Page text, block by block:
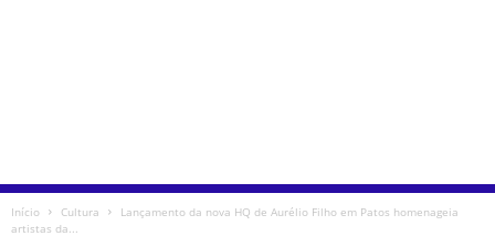
Início Cultura
Lançamento da nova HQ de Aurélio Filho em Patos homenageia
artistas da...